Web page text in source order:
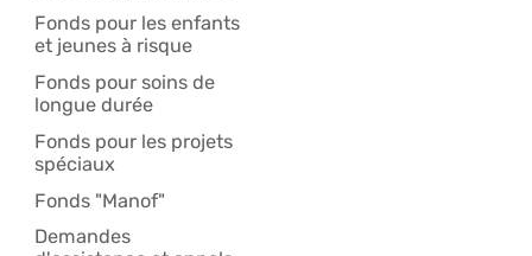
Fonds pour les enfants
et jeunes à risque
Fonds pour soins de
longue durée
Fonds pour les projets
spéciaux
Fonds "Manof"
Demandes